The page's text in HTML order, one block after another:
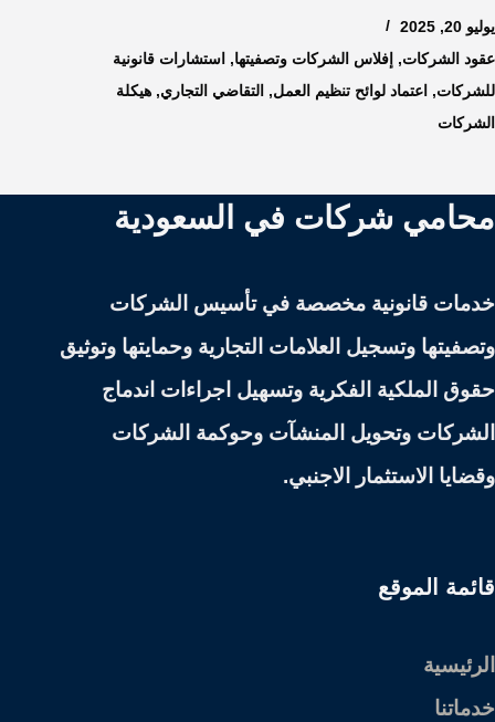
يوليو 20, 2025
عقود الشركات, إفلاس الشركات وتصفيتها, استشارات قانونية
للشركات, اعتماد لوائح تنظيم العمل, التقاضي التجاري, هيكلة
الشركات
محامي شركات في السعودية
خدمات قانونية مخصصة في تأسيس الشركات
وتصفيتها وتسجيل العلامات التجارية وحمايتها وتوثيق
حقوق الملكية الفكرية وتسهيل اجراءات اندماج
الشركات وتحويل المنشآت وحوكمة الشركات
وقضايا الاستثمار الاجنبي.
قائمة الموقع
الرئيسية
خدماتنا